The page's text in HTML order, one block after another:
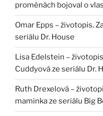
proměnách bojoval o
Omar Epps – životopis.
seriálu Dr. House
Lisa Edelstein –
Cuddyová ze seriálu Dr.
Ruth Drexelová –
maminka ze seriálu Big